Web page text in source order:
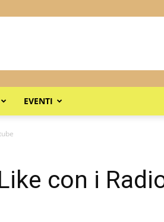
EVENTI
con i